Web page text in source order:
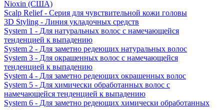
Nioxin (США)
Scalp Relief - Серия для чувствительной кожи головы
3D Styling - Линия укладочных средств
System 1 - Для натуральных волос с намечающейся
тенденцией к выпадению
System 2 - Для заметно редеющих натуральных волос
System 3 - Для окрашенных волос с намечающейся
тенденцией к выпадению
System 4 - Для заметно редеющих окрашенных волос
System 5 - Для химически обработанных волос с
намечающейся тенденцией к выпадению
System 6 - Для заметно редеющих химически обработанных